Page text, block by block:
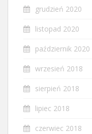
grudzień 2020
listopad 2020
październik 2020
wrzesień 2018
sierpień 2018
lipiec 2018
czerwiec 2018